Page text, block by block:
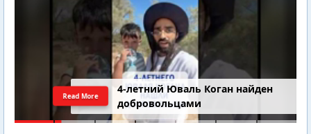
4-летний Юваль Коган найден
добровольцами
Read More